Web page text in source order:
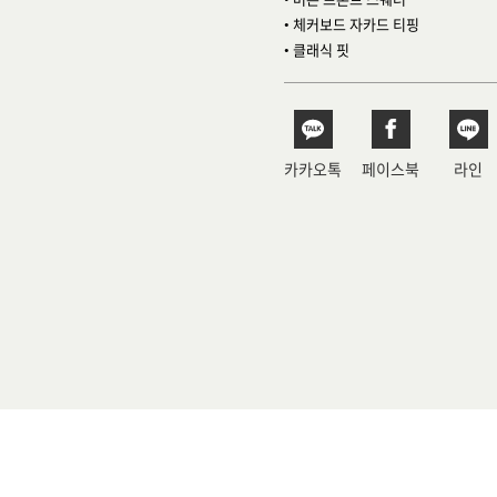
• 체커보드 자카드 티핑
• 클래식 핏
카카오톡 페이스북 라인